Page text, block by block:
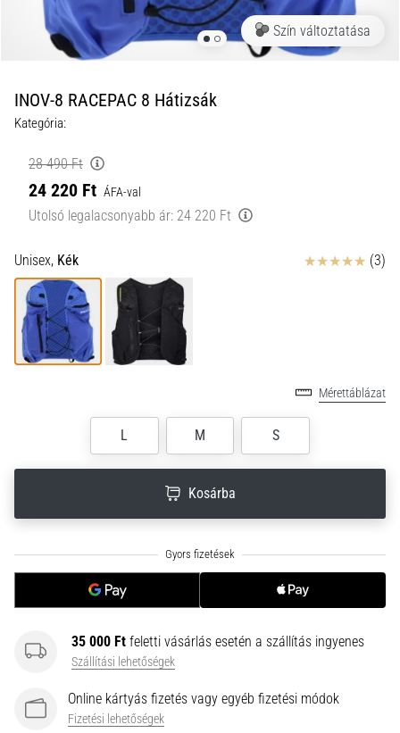
futball
táskánkba?
következő
dolgok
nem
táskádból!​​​​​​​
•
10 perces olvasási idő
Cross
Training
–
atlétika,
vonz
változatos
edzés,
egy
kicsit
Szín változtatása
INOV-8 RACEPAC 8 Hátizsák
Kategória:
28 490 Ft
24 220 Ft ÁFA-val
Utolsó legalacsonyabb ár: 24 220 Ft
Unisex, Kék Értékelés (3)
Mérettáblázat
L M S
Kosárba
35 000 Ft feletti vásárlás esetén a szállítás ingyenes
Szállítási lehetőségek
Online kártyás fizetés vagy egyéb fizetési módok
Fizetési lehetőségek